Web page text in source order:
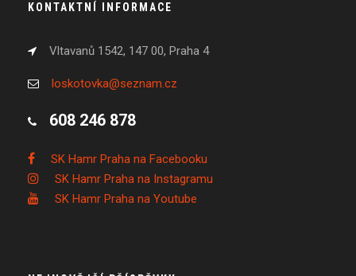
KONTAKTNÍ INFORMACE
Vltavanů 1542, 147 00, Praha 4
loskotovka@seznam.cz
608 246 878
SK Hamr Praha na Facebooku
SK Hamr Praha na Instagramu
SK Hamr Praha na Youtube